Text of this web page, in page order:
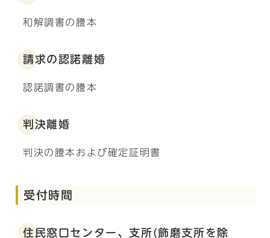
和解調書の謄本
請求の認諾離婚
認諾調書の謄本
判決離婚
判決の謄本および確定証明書
受付時間
住民窓口センター、支所(飾磨支所を除